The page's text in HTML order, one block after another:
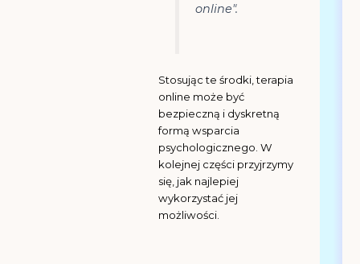
online".
Stosując te środki, terapia
online może być
bezpieczną i dyskretną
formą wsparcia
psychologicznego. W
kolejnej części przyjrzymy
się, jak najlepiej
wykorzystać jej
możliwości.